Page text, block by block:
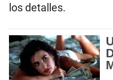
los detalles.